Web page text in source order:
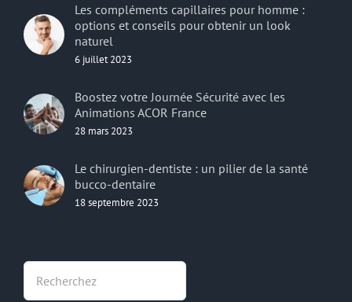
Les compléments capillaires pour homme :
options et conseils pour obtenir un look
naturel
6 juillet 2023
Boostez votre Journée Sécurité avec les
Animations ACOR France
28 mars 2023
Le chirurgien-dentiste : un pilier de la santé
bucco-dentaire
18 septembre 2023